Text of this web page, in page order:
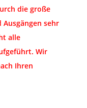
die große
sehr
alle
Wir
Ihren